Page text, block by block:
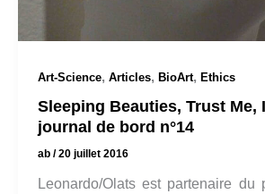
Art-Science, Articles, BioArt, Ethics
Sleeping Beauties, Trust Me,
journal de bord n°14
ab /20 juillet 2016
Leonardo/Olats est partenaire du